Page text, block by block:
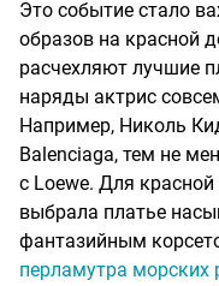
Это событие стало
образов на красной
расчехляют лучшие
наряды актрис
Например, Николь
Balenciaga, тем не
с Loewe. Для
выбрала платье
фантазийным
перламутра морских